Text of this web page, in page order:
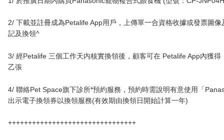
2/ 下載並註冊成為Petalife App用戶， 上傳單一合資格收據或發票圖像
記及換領^
3/ 經Petalife 三個工作天内核實換領後 ，顧客可在 Petalife App內獲
乙張
4/ 聯絡Pet Space旗下診所*預約服務，預約時需說明有意使用 「
出示電子換領券以換領服務(有效期由換領日開始計算一年)
++++++++++++++++++++++++++++++++